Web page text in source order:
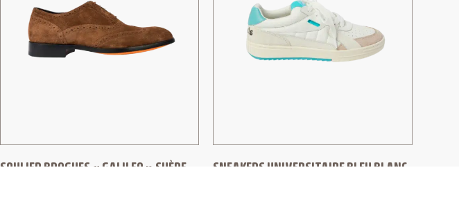
SOULIER BROGUES « GALILEO » SUÈDE
SNEAKERS UNIVERSITAIRE BLEU BLANC